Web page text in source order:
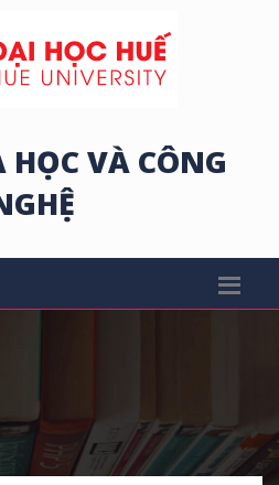
HỌC VÀ CÔNG